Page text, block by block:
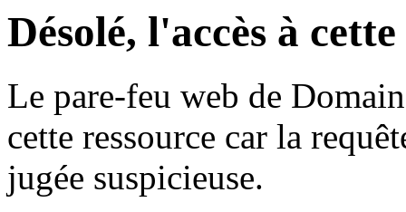
Désolé, l'accès à
Le pare-feu web de
cette ressource car la
jugée suspicieuse.